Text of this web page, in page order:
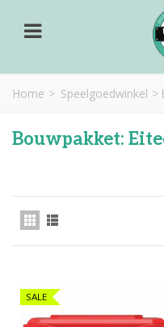
Home > Speelgoedwinkel >
Bouwpakket:
SALE